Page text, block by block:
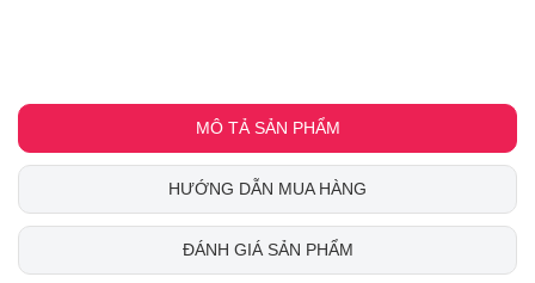
MÔ TẢ SẢN PHẨM
HƯỚNG DẪN MUA HÀNG
ĐÁNH GIÁ SẢN PHẨM